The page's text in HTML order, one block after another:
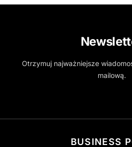
Otrzymuj najważniejsze
mailową.
BUSINESS